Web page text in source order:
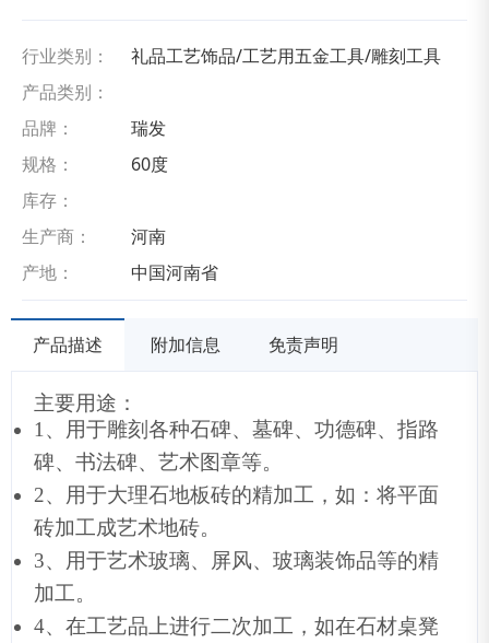
行业类别：
礼品工艺饰品/工艺用五金工具/雕刻工具
产品类别：
品牌：
瑞发
规格：
60度
库存：
生产商：
河南
产地：
中国河南省
产品描述 附加信息 免责声明
主要用途 ：
1、 用于雕刻各种石碑、 墓碑、 功德碑、 指路
碑、 书法碑、 艺术图章等。
2、 用于大理石地板砖的精加工 ， 如 ： 将平面
砖加工成艺术地砖。
3、 用于艺术玻璃、 屏风、 玻璃装饰品等的精
加工。
4、 在工艺品上进行二次加工 ， 如在石材桌凳